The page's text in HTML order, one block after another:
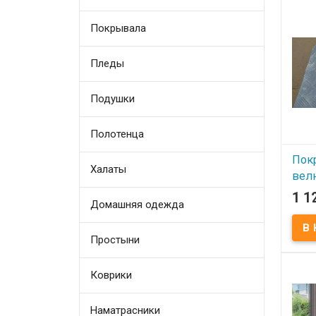
Покрывала
Пледы
Подушки
Полотенца
Халаты
Домашняя одежда
Простыни
Коврики
Наматрасники
см
см.
1